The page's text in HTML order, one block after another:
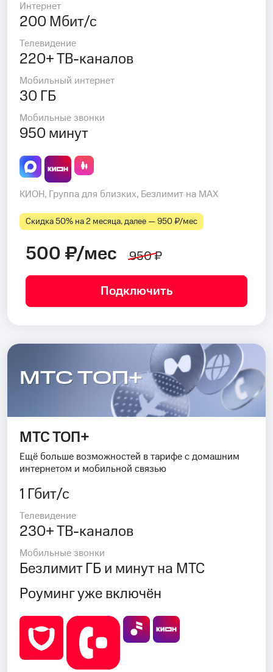
Интернет
200 Мбит/с
Телевидение
220+ ТВ-каналов
Мобильный интернет
30 ГБ
Мобильные звонки
950 минут
КИОН, Группа для близких, Безлимит на MAX
Скидка 50% на 2 месяца, далее — 950 ₽⁠/⁠мес
500 ₽/мес 950 ₽
Подключить
МТС ТОП+
МТС ТОП+
Ещё больше возможностей в тарифе с домашним
интернетом и мобильной связью
1 Гбит/с
Телевидение
230+ ТВ-каналов
Мобильные звонки
Безлимит ГБ и минут на МТС
Роуминг уже включён